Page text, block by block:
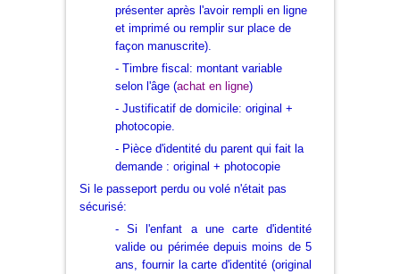
présenter après l'avoir rempli en ligne
et imprimé ou remplir sur place de
façon manuscrite).
- Timbre fiscal : montant variable
selon l'âge (achat en ligne)
- Justificatif de domicile: original +
photocopie.
- Pièce d'identité du parent qui fait la
demande : original + photocopie
Si le passeport perdu ou volé n'était pas
sécurisé:
- Si l'enfant a une carte d'identité
valide ou périmée depuis moins de 5
ans, fournir la carte d'identité (original